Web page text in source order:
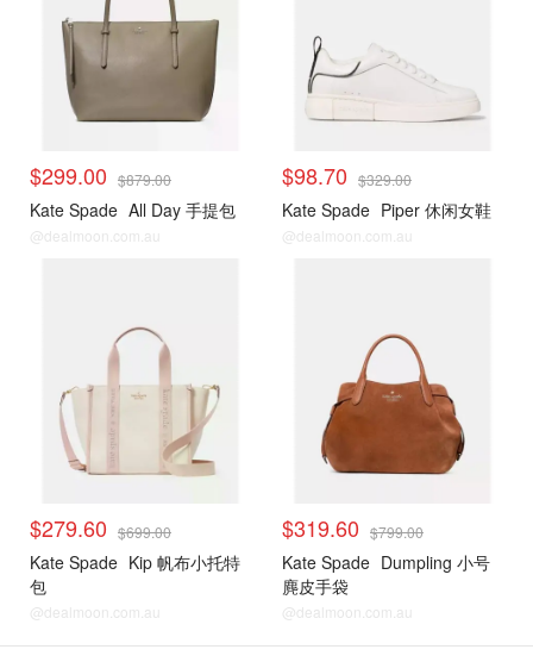
$299.00 $879.00
Kate Spade All Day 手提包
@dealmoon.com.au
$98.70 $329.00
Kate Spade Piper 休闲女鞋
@dealmoon.com.au
$279.60 $699.00
Kate Spade Kip 帆布小托特
包
@dealmoon.com.au
$319.60 $799.00
Kate Spade Dumpling 小号
麂皮手袋
@dealmoon.com.au